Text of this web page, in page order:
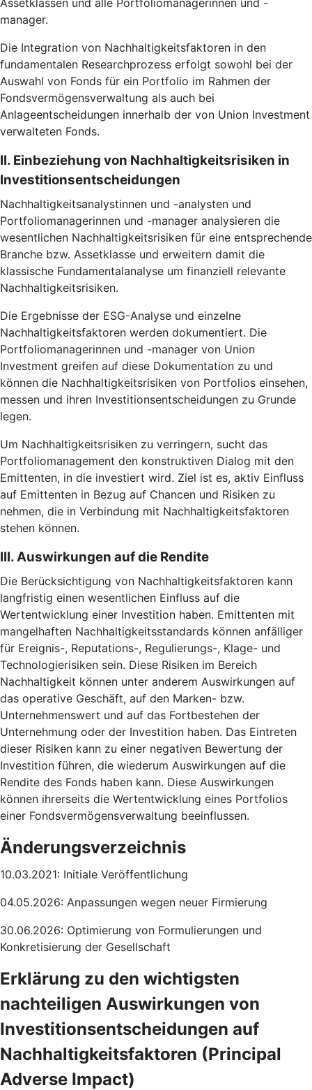
Assetklassen und alle Portfoliomanagerinnen und -
manager.
Die Integration von Nachhaltigkeitsfaktoren in den
fundamentalen Researchprozess erfolgt sowohl bei der
Auswahl von Fonds für ein Portfolio im Rahmen der
Fondsvermögensverwaltung als auch bei
Anlageentscheidungen innerhalb der von Union Investment
verwalteten Fonds.
II. Einbeziehung von Nachhaltigkeitsrisiken in
Investitionsentscheidungen
Nachhaltigkeitsanalystinnen und -analysten und
Portfoliomanagerinnen und -manager analysieren die
wesentlichen Nachhaltigkeitsrisiken für eine entsprechende
Branche bzw. Assetklasse und erweitern damit die
klassische Fundamentalanalyse um finanziell relevante
Nachhaltigkeitsrisiken.
Die Ergebnisse der ESG-Analyse und einzelne
Nachhaltigkeitsfaktoren werden dokumentiert. Die
Portfoliomanagerinnen und -manager von Union
Investment greifen auf diese Dokumentation zu und
können die Nachhaltigkeitsrisiken von Portfolios einsehen,
messen und ihren Investitionsentscheidungen zu Grunde
legen.
Um Nachhaltigkeitsrisiken zu verringern, sucht das
Portfoliomanagement den konstruktiven Dialog mit den
Emittenten, in die investiert wird. Ziel ist es, aktiv Einfluss
auf Emittenten in Bezug auf Chancen und Risiken zu
nehmen, die in Verbindung mit Nachhaltigkeitsfaktoren
stehen können.
III. Auswirkungen auf die Rendite
Die Berücksichtigung von Nachhaltigkeitsfaktoren kann
langfristig einen wesentlichen Einfluss auf die
Wertentwicklung einer Investition haben. Emittenten mit
mangelhaften Nachhaltigkeitsstandards können anfälliger
für Ereignis-, Reputations-, Regulierungs-, Klage- und
Technologierisiken sein. Diese Risiken im Bereich
Nachhaltigkeit können unter anderem Auswirkungen auf
das operative Geschäft, auf den Marken- bzw.
Unternehmenswert und auf das Fortbestehen der
Unternehmung oder der Investition haben. Das Eintreten
dieser Risiken kann zu einer negativen Bewertung der
Investition führen, die wiederum Auswirkungen auf die
Rendite des Fonds haben kann. Diese Auswirkungen
können ihrerseits die Wertentwicklung eines Portfolios
einer Fondsvermögensverwaltung beeinflussen.
Änderungsverzeichnis
10.03.2021: Initiale Veröffentlichung
04.05.2026: Anpassungen wegen neuer Firmierung
30.06.2026: Optimierung von Formulierungen und
Konkretisierung der Gesellschaft
Erklärung zu den wichtigsten
nachteiligen Auswirkungen von
Investitionsentscheidungen auf
Nachhaltigkeitsfaktoren (Principal
Adverse Impact)